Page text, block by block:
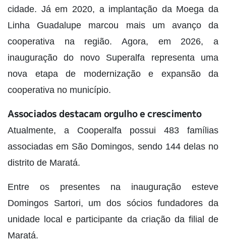
cidade. Já em 2020, a implantação da Moega da
Linha Guadalupe marcou mais um avanço da
cooperativa na região. Agora, em 2026, a
inauguração do novo Superalfa representa uma
nova etapa de modernização e expansão da
cooperativa no município.
Associados destacam orgulho e crescimento
Atualmente, a Cooperalfa possui 483 famílias
associadas em São Domingos, sendo 144 delas no
distrito de Maratá.
Entre os presentes na inauguração esteve
Domingos Sartori, um dos sócios fundadores da
unidade local e participante da criação da filial de
Maratá.